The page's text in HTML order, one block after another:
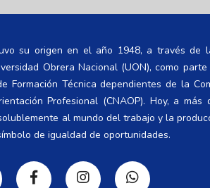
su origen en el año 1948, a través de
Obrera Nacional (UON), como
Formación Técnica dependientes de la
Profesional (CNAOP). Hoy, a más
al mundo del trabajo y la
de igualdad de oportunidades.